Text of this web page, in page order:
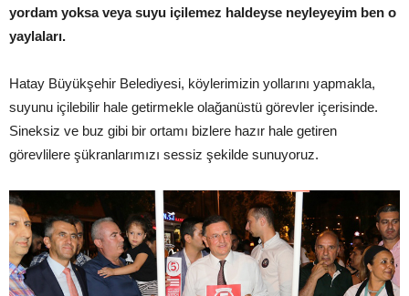
yordam yoksa veya suyu içilemez haldeyse neyleyeyim ben o
yaylaları.
Hatay Büyükşehir Belediyesi, köylerimizin yollarını yapmakla,
suyunu içilebilir hale getirmekle olağanüstü görevler içerisinde.
Sineksiz ve buz gibi bir ortamı bizlere hazır hale getiren
görevlilere şükranlarımızı sessiz şekilde sunuyoruz.